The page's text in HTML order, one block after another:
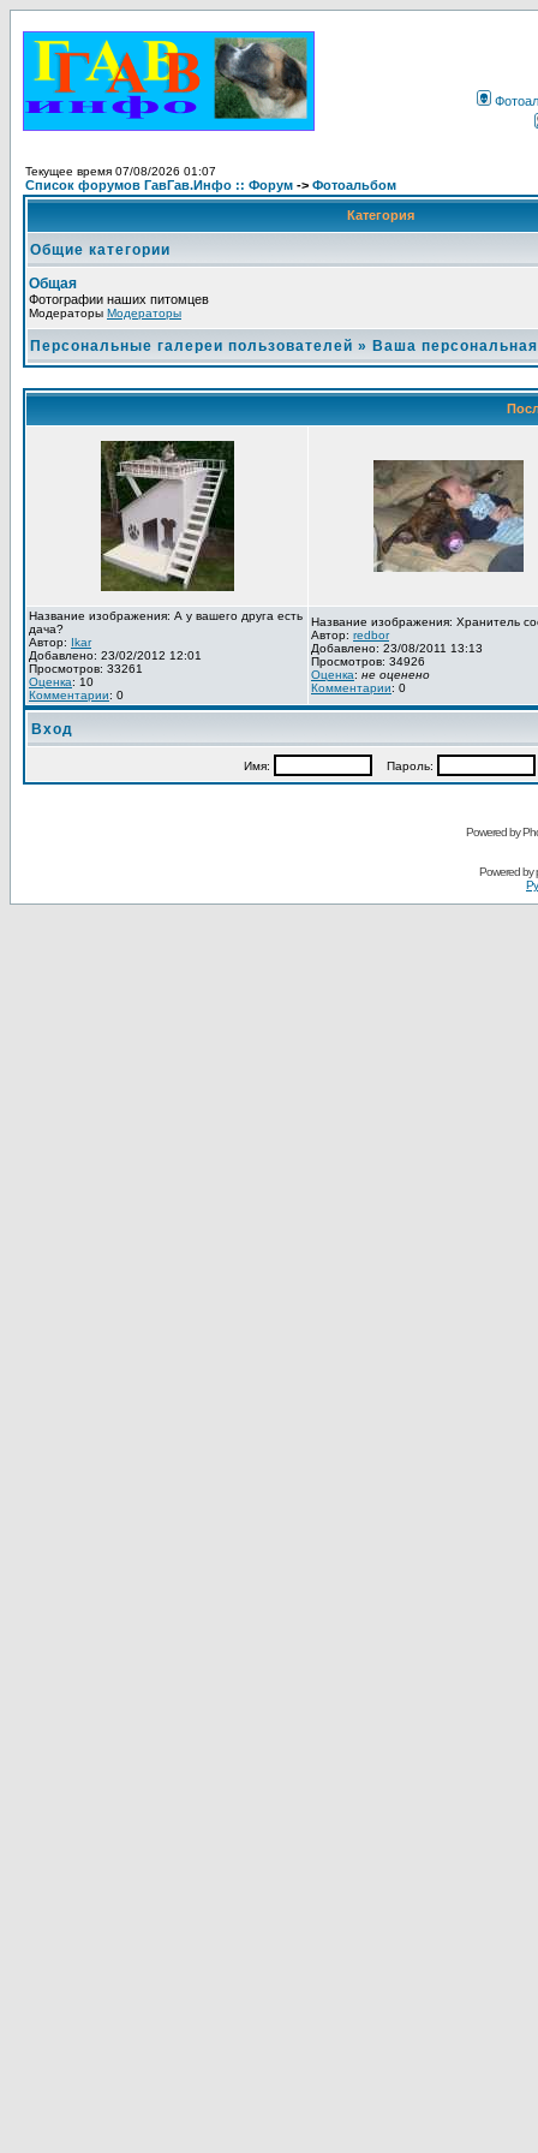
Текущее время 07/08/2026 01:07
Список форумов ГавГав.Инфо :: Форум -> Фотоальбом
Категория
Общие категории
Общая
Фотографии наших питомцев
Модераторы Модераторы
Персональные галереи пользователей » Ваша
Название изображения: А у вашего друга есть
дача?
Автор: Ikar
Добавлено: 23/02/2012 12:01
Просмотров: 33261
Оценка: 10
Комментарии: 0
Название изображения: Хранитель
Автор: redbor
Добавлено: 23/08/2011 13:13
Просмотров: 34926
Оценка: не оценено
Комментарии: 0
Вход
Имя: Пароль:
Powered by
Powered by